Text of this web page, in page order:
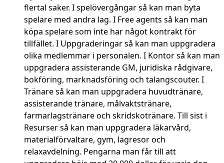
flertal saker. I spelövergångar så kan man byta
spelare med andra lag. I Free agents så kan man
köpa spelare som inte har något kontrakt för
tillfället. I Uppgraderingar så kan man uppgradera
olika medlemmar i personalen. I Kontor så kan man
uppgradera assisterande GM, juridiska rådgivare,
bokföring, marknadsföring och talangscouter. I
Tränare så kan man uppgradera huvudtränare,
assisterande tränare, målvaktstränare,
farmarlagstränare och skridskotränare. Till sist i
Resurser så kan man uppgradera läkarvård,
materialförvaltare, gym, lagresor och
relaxavdelning. Pengarna man får till att